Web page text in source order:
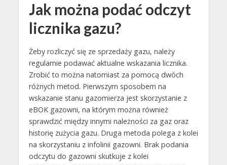
Jak można podać odczyt
licznika gazu?
Żeby rozliczyć się ze sprzedaży gazu, należy
regularnie podawać aktualne wskazania licznika.
Zrobić to można natomiast za pomocą dwóch
różnych metod. Pierwszym sposobem na
wskazanie stanu gazomierza jest skorzystanie z
eBOK gazowni, na którym można również
sprawdzić między innymi należności za gaz oraz
historię zużycia gazu. Druga metoda polega z kolei
na skorzystaniu z infolinii gazowni. Brak podania
odczytu do gazowni skutkuje z kolei